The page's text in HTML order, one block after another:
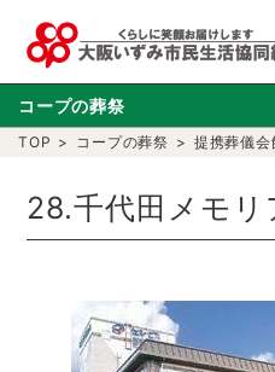
TOP > コープの葬祭 > 提携葬儀会
28.千代田メモリ
コープの葬祭